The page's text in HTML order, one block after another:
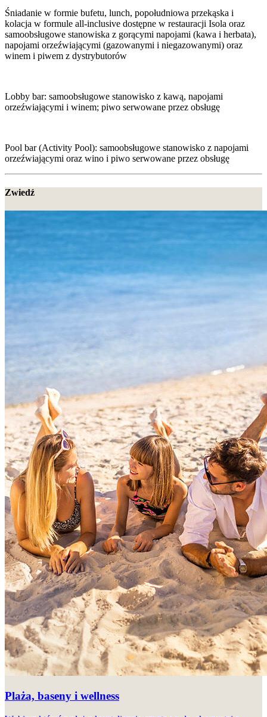
Śniadanie w formie bufetu, lunch, popołudniowa przekąska i
kolacja w formule all-inclusive dostępne w restauracji Isola oraz
samoobsługowe stanowiska z gorącymi napojami (kawa i herbata),
napojami orzeźwiającymi (gazowanymi i niegazowanymi) oraz
winem i piwem z dystrybutorów
Lobby bar: samoobsługowe stanowisko z kawą, napojami
orzeźwiającymi i winem; piwo serwowane przez obsługę
Pool bar (Activity Pool): samoobsługowe stanowisko z napojami
orzeźwiającymi oraz wino i piwo serwowane przez obsługę
Zwiedź
Plaża, baseny i wellness